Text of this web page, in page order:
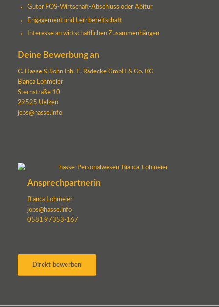
Guter FOS-Wirtschaft-Abschluss oder Abitur
Engagement und Lernbereitschaft
Interesse an wirtschaftlichen Zusammenhängen
Deine Bewerbung an
C. Hasse & Sohn Inh. E. Rädecke GmbH & Co. KG
Bianca Lohmeier
Sternstraße 10
29525 Uelzen
jobs@hasse.info
Ansprechpartnerin
Bianca Lohmeier
jobs@hasse.info
0581 97353-167
Direkt bewerben